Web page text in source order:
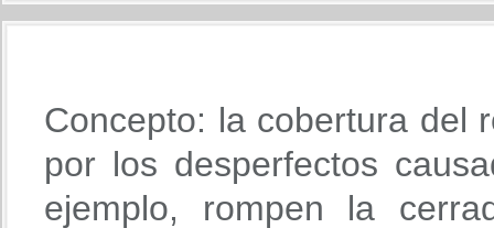
Concepto: la cobertura del
por los desperfectos
ejemplo, rompen la